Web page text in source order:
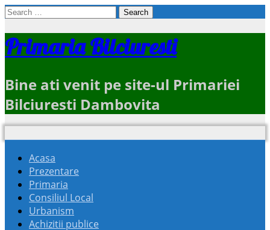
Search
Primaria Bilciuresti
Bine ati venit pe site-ul Primariei
Bilciuresti Dambovita
Acasa
Prezentare
Primaria
Consiliul Local
Urbanism
Achizitii publice